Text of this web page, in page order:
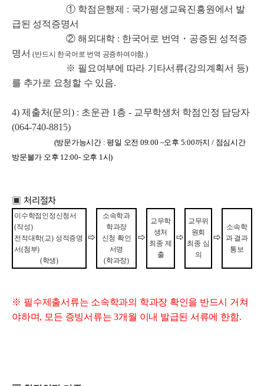
① 학점은행제 : 국가평생교육진흥원에서 발
급된 성적증명서
② 해외대학 : 한국어로 번역 ・ 공증된 성적증
명서(반드시 한국어로 번역 공증하여야함.)
※ 필요여부에 따라 기타서류(강의계획서 등)
를 추가로 요청할 수 있음.
4) 제출처(문의 ) : 초운관 1층 - 교무학생처 학점인정 담당자
(064-740-8815)
(방문가능시간 : 평일 오전 09:00 ~오후 5:00까지 / 점심시간
방문불가 오후 12:00- 오후 1시)
▣ 처리절차
이수학점인정신청서
(작성)
전적대학(교) 성적증명
서(첨부)
(학생)
⇨
소속학과
학과장
신청 확인
서명
(학과장)
⇨
교무학
생처
최종 제
출
⇨
교무위
원회
최종 심
의
⇨
소속학
과 결과
통보
※ 필수제출서류는 소속학과의 학과장 확인을 반드시 거쳐
야하며, 모든 증빙서류는3개월 이내 발급된 서류에 한함.